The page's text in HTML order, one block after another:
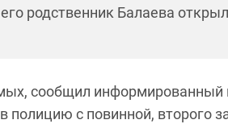
родственник Балаева
сообщил информированный
с повинной, второго